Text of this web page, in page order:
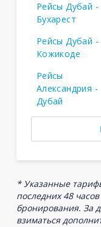
Рейсы Дубай -
Бухарест
Рейсы Дубай -
Кожикоде
Рейсы
Александрия -
Дубай
* Указанные
последних 48
бронирования. За
взиматься